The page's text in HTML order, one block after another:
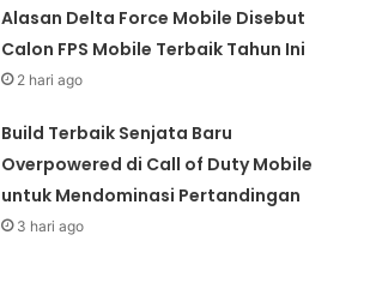
Alasan Delta Force Mobile Disebut
Calon FPS Mobile Terbaik Tahun Ini
2 hari ago
Build Terbaik Senjata Baru
Overpowered di Call of Duty Mobile
untuk Mendominasi Pertandingan
3 hari ago